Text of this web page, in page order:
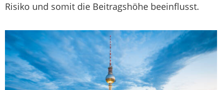
Risiko und somit die Beitragshöhe beeinflusst.